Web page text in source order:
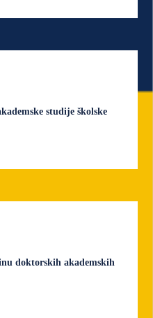
studije školske
doktorskih akademskih